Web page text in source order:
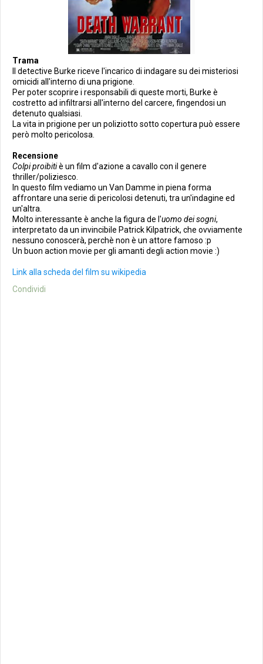
Trama
Il detective Burke riceve l'incarico di indagare su dei misteriosi
omicidi all'interno di una prigione.
Per poter scoprire i responsabili di queste morti, Burke è
costretto ad infiltrarsi all'interno del carcere, fingendosi un
detenuto qualsiasi.
La vita in prigione per un poliziotto sotto copertura può essere
però molto pericolosa.
Recensione
Colpi proibitiè un film d'azione a cavallo con il genere
thriller/poliziesco.
In questo film vediamo un Van Damme in piena forma
affrontare una serie di pericolosi detenuti, tra un'indagine ed
un'altra.
Molto interessante è anche la figura de l'uomo dei sogni,
interpretato da un invincibile Patrick Kilpatrick, che ovviamente
nessuno conoscerà, perchè non è un attore famoso :p
Un buon action movie per gli amanti degli action movie :)
Link alla scheda del film su wikipedia
Condividi